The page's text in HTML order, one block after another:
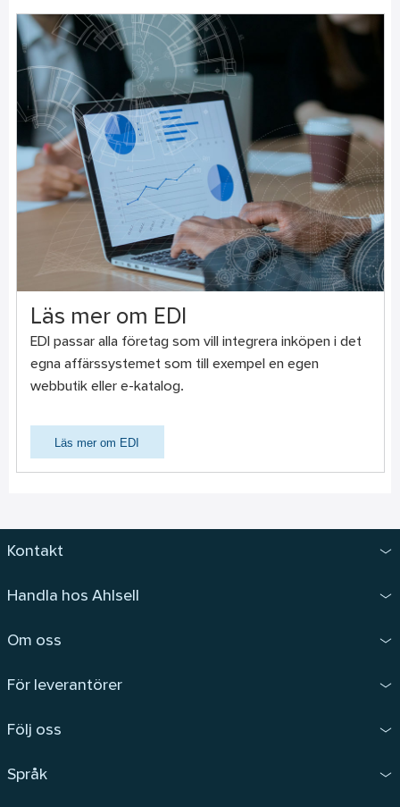
Läs mer om EDI
EDI passar alla företag som vill integrera inköpen i det
egna affärssystemet som till exempel en egen
webbutik eller e-katalog.
Läs mer om EDI
Kontakt
Handla hos Ahlsell
Om oss
För leverantörer
Följ oss
Språk